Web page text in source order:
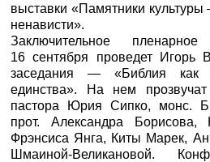
выставки «Памятники
ненависти».
Заключительное
16 сентября проведет Игорь
заседания — «Библия как
единства». На нем прозвучат
пастора Юрия Сипко, монс.
прот. Александра Борисова,
Фрэнсиса Янга, Киты Марек,
Шмаиной-Великановой.